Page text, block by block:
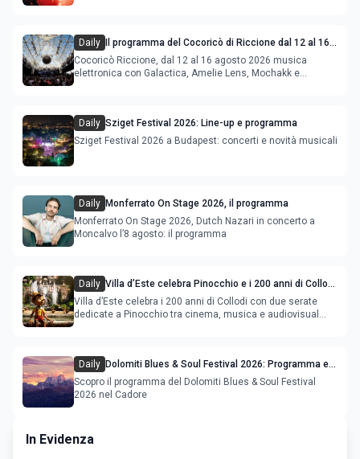
Daily
Il programma del Cocoricò di Riccione dal 12 al 16
agosto 2026
Cocoricò Riccione, dal 12 al 16 agosto 2026 musica
elettronica con Galactica, Amelie Lens, Mochakk e
Daily Sziget Festival 2026: Line-up e programma
Sziget Festival 2026 a Budapest: concerti e novità musicali
Daily Monferrato On Stage 2026, il programma
Monferrato On Stage 2026, Dutch Nazari in concerto a
Moncalvo l’8 agosto: il programma
Daily Villa d’Este celebra Pinocchio e i 200 anni di Collodi
con cinema, musica e audiovisual mapping
Villa d’Este celebra i 200 anni di Collodi con due serate
dedicate a Pinocchio tra cinema, musica e audiovisual
Daily Dolomiti Blues & Soul Festival 2026: Programma e
Location nel Cadore
Scopro il programma del Dolomiti Blues & Soul Festival
2026 nel Cadore
In Evidenza